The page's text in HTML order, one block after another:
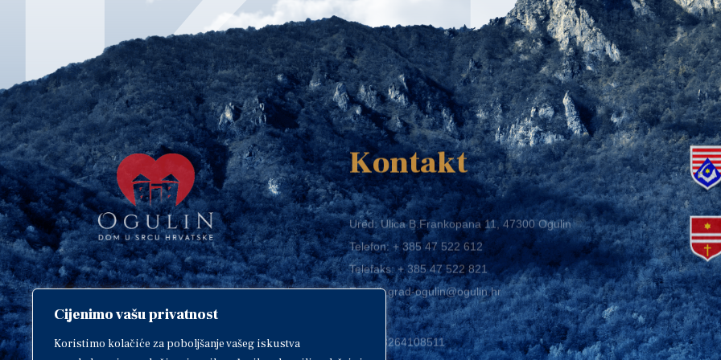
Cijenimo vašu privatnost
Koristimo kolačiće za poboljšanje vašeg iskustva
Copyright © 2018. Grad Ogulin,
sva prava pridržana.
Kontakt
Ured: Ulica B.Frankopana 11, 47300 Ogulin
Telefon:+ 385 47 522 612
Telefaks:+ 385 47 522 821
E-mail:grad-ogulin@ogulin.hr
OIB: 58264108511
IBAN: HR1424020061829700009